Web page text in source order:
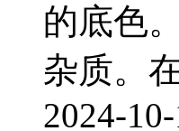
的底色
杂质。
2024-